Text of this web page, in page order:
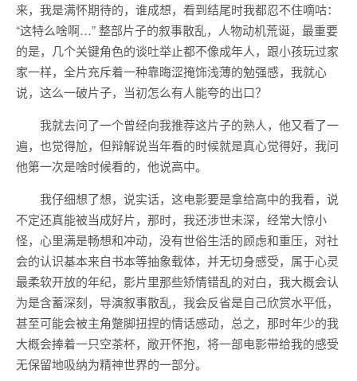
来，我是满怀期待的，谁成想，看到结尾时我都忍不住嘀咕：
“这特么啥啊…” 整部片子的叙事散乱，人物动机荒诞，最重要
的是，几个关键角色的谈吐举止都不像成年人，跟小孩玩过家
家一样，全片充斥着一种靠晦涩掩饰浅薄的勉强感，我就心
说，这么一破片子，当初怎么有人能夸的出口？
我就去问了一个曾经向我推荐这片子的熟人，他又看了一
遍，也觉得尬，但辩解说当年看的时候就是真心觉得好，我问
他第一次是啥时候看的，他说高中。
我仔细想了想，说实话，这电影要是拿给高中的我看，说
不定还真能被当成好片，那时，我还涉世未深，经常大惊小
怪，心里满是畅想和冲动，没有世俗生活的顾虑和重压，对社
会的认识基本来自书本等抽象载体，并无切身感受，属于心灵
最柔软开放的年纪，影片里那些矫情错乱的对白，我大概会认
为是含蓄深刻，导演叙事散乱，我会反省是自己欣赏水平低，
甚至可能会被主角蹩脚扭捏的情话感动，总之，那时年少的我
大概会捧着一只空茶杯，敞开怀抱，将一部电影带给我的感受
无保留地吸纳为精神世界的一部分。